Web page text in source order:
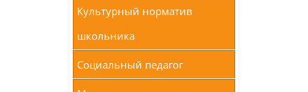
Культурный норматив
школьника
Социальный педагог